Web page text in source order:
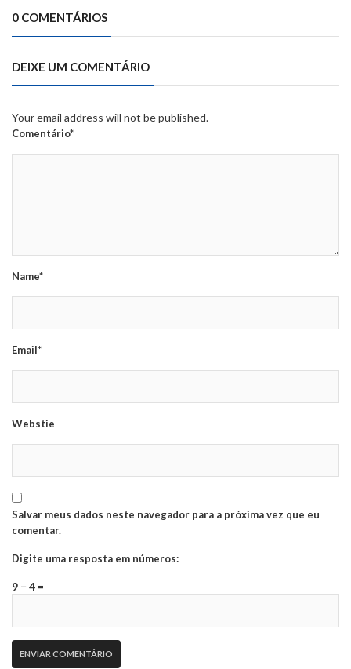
0 COMENTÁRIOS
DEIXE UM COMENTÁRIO
Your email address will not be published.
Comentário*
Name*
Email*
Webstie
Salvar meus dados neste navegador para a próxima vez que eu
comentar.
Digite uma resposta em números:
9 − 4 =